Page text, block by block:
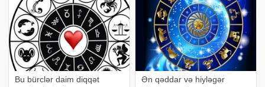
Bu bürclər daim diqqət
Ən qəddar və hiyləgər